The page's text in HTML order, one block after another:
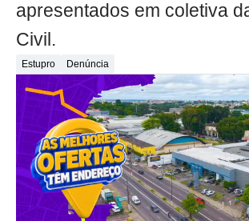
apresentados em coletiva
Civil.
Estupro Denúncia